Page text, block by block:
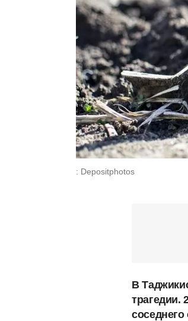
: Depositphotos
В
трагедии.